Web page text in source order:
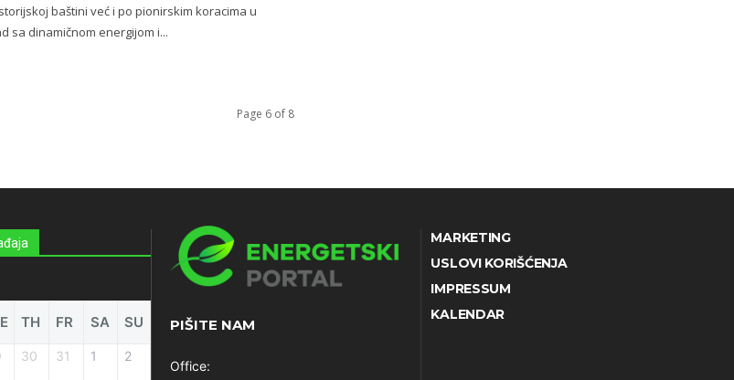
baštini već i po pionirskim koracima u
sa dinamičnom energijom i...
Page 6 of 8
TH FR SA SU
30 31 1 2
PIŠITE NAM
Office:
MARKETING
USLOVI KORIŠĆENJA
IMPRESSUM
KALENDAR